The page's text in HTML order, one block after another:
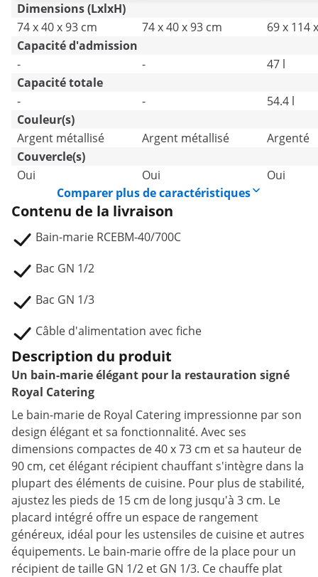
Dimensions (LxlxH)
74 x 40 x 93 cm
74 x 40 x 93 cm
69 x 114
Capacité d'admission
-
-
47 l
Capacité totale
-
-
54.4 l
Couleur(s)
Argent métallisé
Argent métallisé
Argenté
Couvercle(s)
Oui
Oui
Oui
Comparer plus de caractéristiques
Contenu de la livraison
Bain-marie RCEBM-40/700C
Bac GN 1/2
Bac GN 1/3
Câble d'alimentation avec fiche
Description du produit
Un bain-marie élégant pour la restauration signé
Royal Catering
Le bain-marie de Royal Catering impressionne par son
design élégant et sa fonctionnalité. Avec ses
dimensions compactes de 40 x 73 cm et sa hauteur de
90 cm, cet élégant récipient chauffant s'intègre dans la
plupart des éléments de cuisine. Pour plus de stabilité,
ajustez les pieds de 15 cm de long jusqu'à 3 cm. Le
placard intégré offre un espace de rangement
généreux, idéal pour les ustensiles de cuisine et autres
équipements. Le bain-marie offre de la place pour un
récipient de taille GN 1/2 et GN 1/3. Ce chauffe plat